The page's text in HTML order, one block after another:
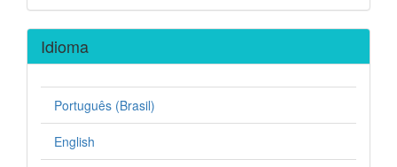
Idioma
Português (Brasil)
English